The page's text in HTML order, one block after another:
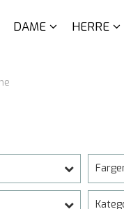
DAME HERRE